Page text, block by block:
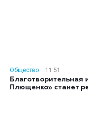
Общество
11:51
Плющенко» станет